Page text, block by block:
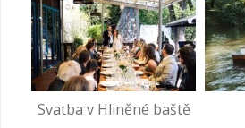
Svatba v Hliněné baště